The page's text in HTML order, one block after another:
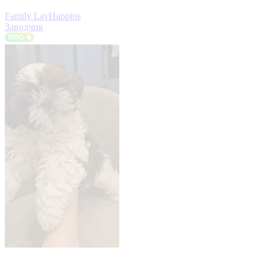
Family LavHappins
Заводчик